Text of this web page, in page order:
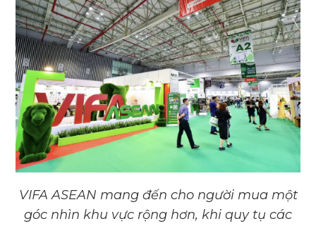
VIFA ASEAN mang đến cho người mua một
góc nhìn khu vực rộng hơn, khi quy tụ các